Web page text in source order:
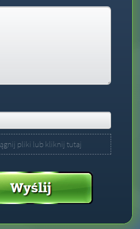
pliki lub kliknij tutaj